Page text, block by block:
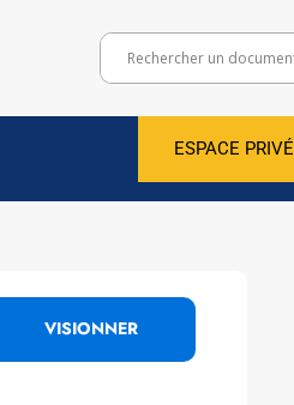
ESPACE PRIVÉ
VISIONNER